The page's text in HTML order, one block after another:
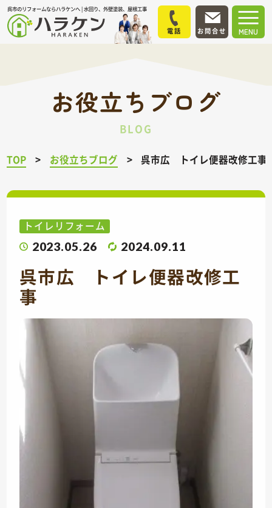
呉市のリフォームならハラケンへ | 水回り、外壁塗装、屋根工事
MENU
電話 お問合せ
お役立ちブログ
BLOG
TOP お役立ちブログ 呉市広 トイレ便器改修工
トイレリフォーム
2023.05.26 2024.09.11
呉市広 トイレ便器改修工
事